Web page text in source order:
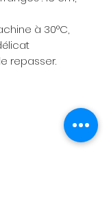
à 30°C,
repasser.